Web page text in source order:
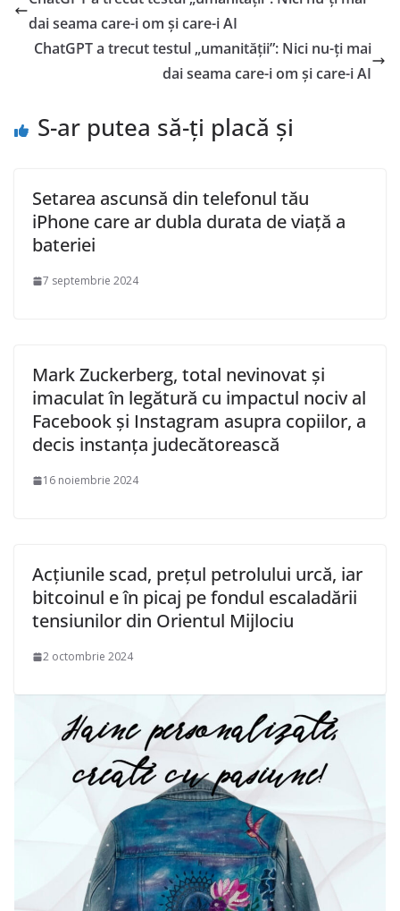
dai seama care-i om și care-i AI
ChatGPT a trecut testul „umanității”: Nici nu-ți mai
dai seama care-i om și care-i AI
S-ar putea să-ți placă și
Setarea ascunsă din telefonul tău
iPhone care ar dubla durata de viață a
bateriei
7 septembrie 2024
Mark Zuckerberg, total nevinovat și
imaculat în legătură cu impactul nociv al
Facebook și Instagram asupra copiilor, a
decis instanța judecătorească
16 noiembrie 2024
Acțiunile scad, prețul petrolului urcă, iar
bitcoinul e în picaj pe fondul escaladării
tensiunilor din Orientul Mijlociu
2 octombrie 2024